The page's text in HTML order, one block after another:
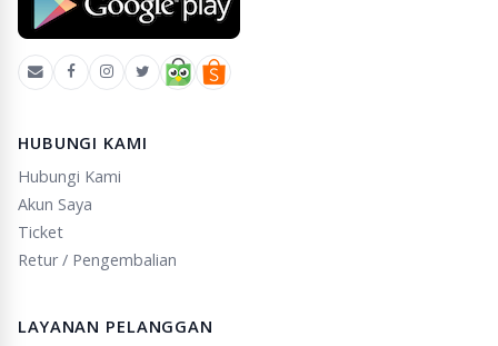
HUBUNGI KAMI
Hubungi Kami
Akun Saya
Ticket
Retur / Pengembalian
LAYANAN PELANGGAN